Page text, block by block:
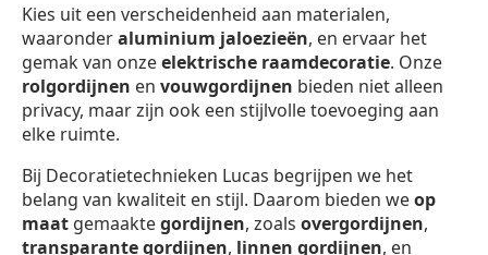
Kies uit een verscheidenheid aan materialen,
waaronderaluminium jaloezieën, en ervaar het
gemak van onzeelektrische raamdecoratie. Onze
rolgordijnen en vouwgordijnen bieden niet alleen
privacy, maar zijn ook een stijlvolle toevoeging aan
elke ruimte.
Bij Decoratietechnieken Lucas begrijpen we het
belang van kwaliteit en stijl. Daarom bieden weop
maat gemaaktegordijnen, zoals overgordijnen,
transparante gordijnen, linnen gordijnen, en